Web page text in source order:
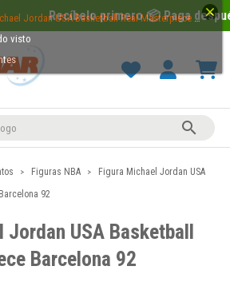
primero 📦 Paga después con

Figuras NBA
Figura Michael Jordan USA
92
Jordan USA Basketball
Barcelona 92
Figura Michael Jordan USA Basketball Real Masterpiece Barcelona 92
visto